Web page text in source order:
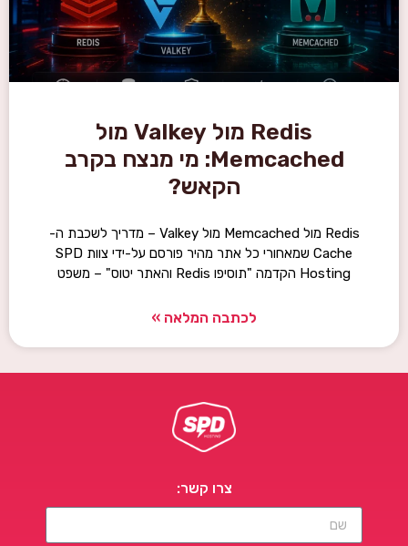
Redis מול Valkey מול
Memcached: מי מנצח בקרב
הקאש?
Redis מול Memcached מול Valkey – מדריך לשכבת ה-
Cache שמאחורי כל אתר מהיר פורסם על-ידי צוות SPD
Hosting הקדמה "תוסיפו Redis והאתר יטוס" – משפט
לכתבה המלאה »
צרו קשר: